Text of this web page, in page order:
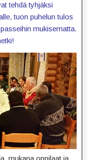
tehdä tyhjäksi
tuon puhelun tulos
mukisematta.